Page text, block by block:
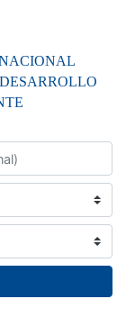
DESARROLLO